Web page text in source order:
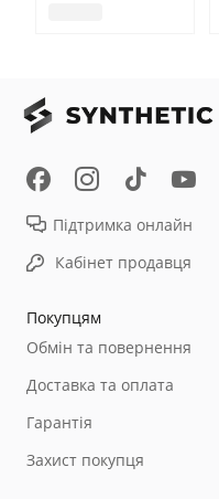
Покупцям
Обмін та повернення
Доставка та оплата
Гарантія
Захист покупця
Підтримка онлайн
Кабінет продавця